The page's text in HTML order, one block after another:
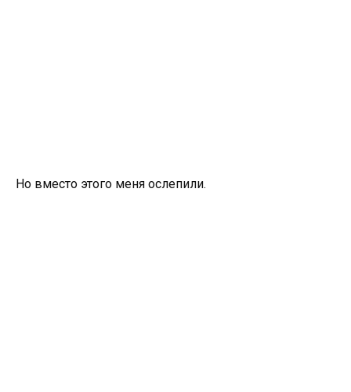
Но вместо этого меня ослепили.